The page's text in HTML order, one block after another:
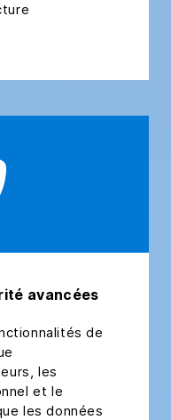
avancées
de
les
et le
les données